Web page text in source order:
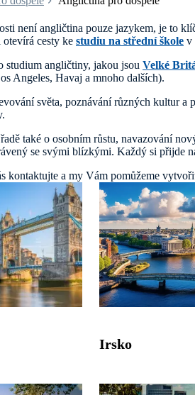
není angličtina pouze jazykem, je to
cesty ke studiu na střední škole v
studium angličtiny, jakou jsou Velké
Angeles, Havaj a mnoho dalších).
světa, poznávání různých kultur
také o osobním růstu, navazování
se svými blízkými. Každý si přijde
kontaktujte a my Vám pomůžeme
Irsko